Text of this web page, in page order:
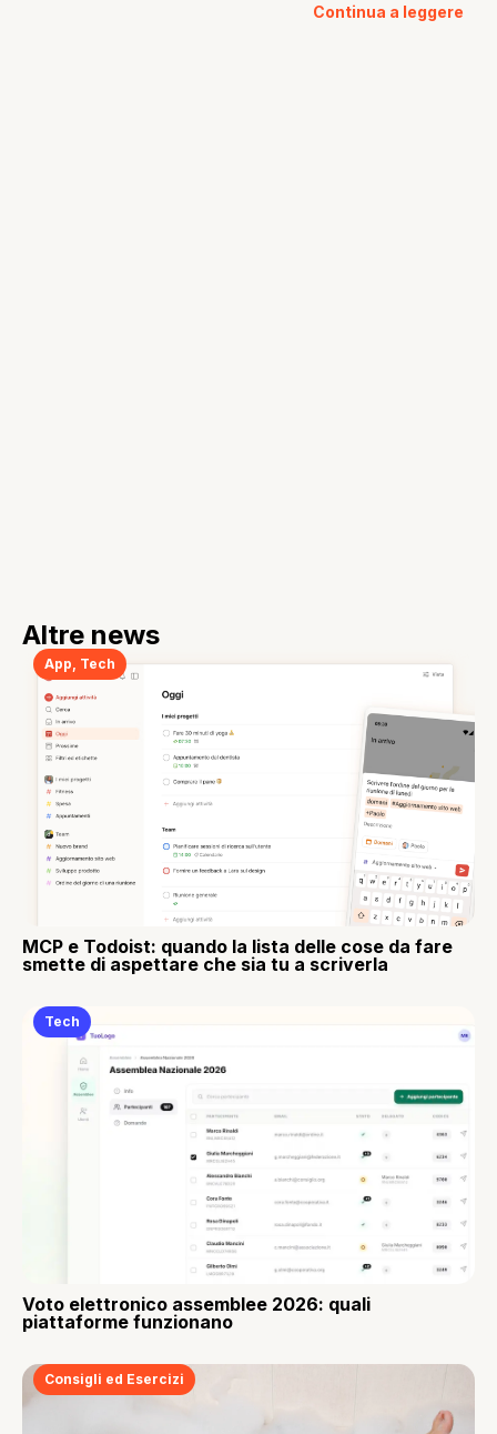
Continua a leggere
Altre news
App Tech
MCP e Todoist: quando la lista delle cose da fare
smette di aspettare che sia tu a scriverla
Tech
Voto elettronico assemblee 2026: quali
piattaforme funzionano
Consigli ed Esercizi